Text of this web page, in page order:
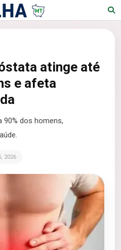
atinge até
e afeta
dos homens,
2026